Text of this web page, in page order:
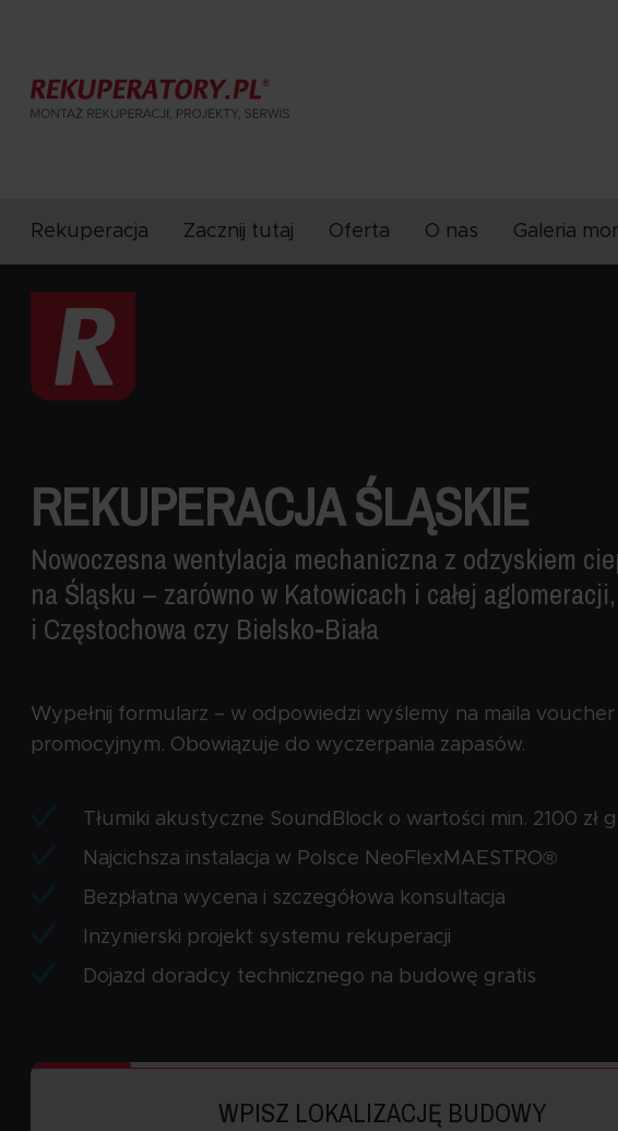
Rekuperacja Zacznij tutaj Oferta O nas Galeria
REKUPERACJA ŚLĄSKIE
Nowoczesna wentylacja mechaniczna z odzyskiem
na Śląsku – zarówno w Katowicach i całej
i Częstochowa czy Bielsko-Biała
Wypełnij formularz – w odpowiedzi wyślemy na maila
promocyjnym. Obowiązuje do wyczerpania zapasów.
Tłumiki akustyczne SoundBlock o wartości min. 2100 zł
Najcichsza instalacja w Polsce NeoFlexMAESTRO®
Bezpłatna wycena i szczegółowa konsultacja
Inżynierski projekt systemu rekuperacji
Dojazd doradcy technicznego na budowę gratis
WPISZ LOKALIZACJĘ BUDOWY